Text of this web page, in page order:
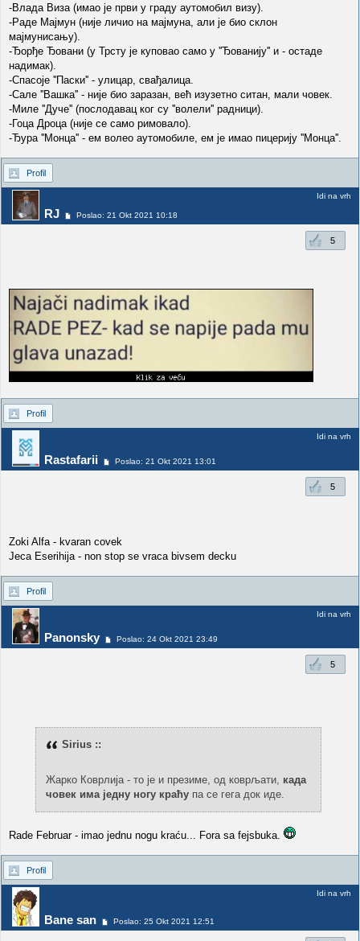
-Влада Виза (имао је први у граду аутомобил визу).
-Раде Мајмун (није личио на мајмуна, али је био склон
мајмунисању).
-Ђорђе Ђовани (у Трсту је куповао само у ''Ђованију'' и - остаде
надимак).
-Спасоје ''Паски'' - улицар, свађалица.
-Сале ''Вашка'' - није био заразан, већ изузетно ситан, мали човек.
-Миле ''Дуче'' (послодавац ког су ''волели'' радници).
-Гоца Дроца (није се само римовало).
-Ђура ''Монца'' - ем волео аутомобиле, ем је имао пицерију ''Монца''.
Profil
RJ Poslao: 21 Okt 2021 10:18
Idi na vrh
5
Profil
Rastafarii Poslao: 21 Okt 2021 13:01
Idi na vrh
5
Zoki Alfa - kvaran covek
Jeca Eserihija - non stop se vraca bivsem decku
Profil
Panonsky Poslao: 24 Okt 2021 23:49
Idi na vrh
5
Sirius ::
Жарко Коврлија - то је и презиме, од коврљати, када
човек има једну ногу краћупа се гега док иде.
Rade Februar - imao jednu nogu kraću... Fora sa fejsbuka.
Profil
Bane san Poslao: 25 Okt 2021 12:51
Idi na vrh